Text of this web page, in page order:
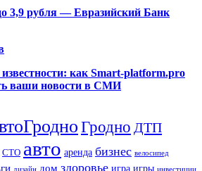
3,9 рубля — Евразийский Банк
как Smart-platform.pro
ваши новости в СМИ
Гродно ДТП
СТО авто аренда бизнес велосипед
дизайн дом здоровье игра игры инвестиции